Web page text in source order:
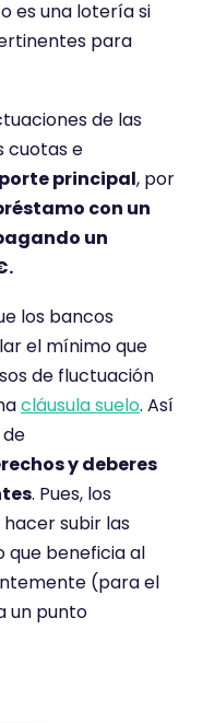
es una lotería si
para
de las
cuotas e
principal, por
con un
un
los bancos
el mínimo que
de fluctuación
cláusula suelo. Así
y deberes
. Pues, los
subir las
que beneficia al
(para el
un punto